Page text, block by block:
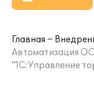
Главная
Автоматизация
"1С:Управление